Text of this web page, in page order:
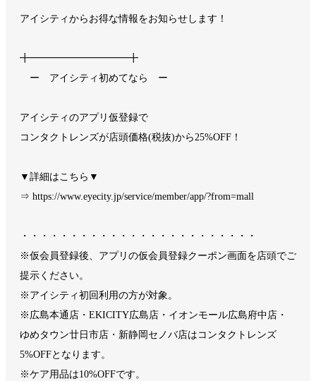
アイシティからお得な情報をお知らせします！
╋━━━━━━━━━━╋
ー アイシティ初めてなら ー
アイシティのアプリ仮登録で
コンタクトレンズが店頭価格(税抜)から25%OFF！
▼詳細はこちら▼
⇒ https://www.eyecity.jp/service/member/app/?from=mall
・・・・・・・・・・・・・・・・・・・・・・・・
※仮会員登録後、アプリの仮会員登録クーポン画面を店頭でご
提示ください。
※アイシティ初回利用の方が対象。
※広島本通店・EKICITY広島店・イオンモール広島府中店・
ゆめタウン廿日市店・新静岡セノバ店はコンタクトレンズ
5%OFFとなります。
※ケア用品は10%OFFです。